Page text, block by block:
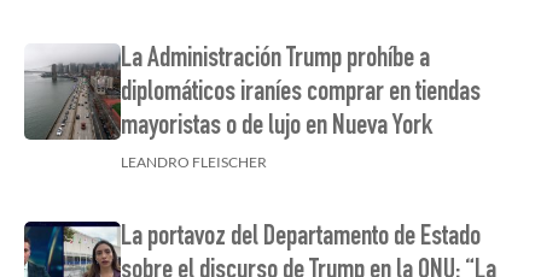
La Administración Trump prohíbe a
diplomáticos iraníes comprar en tiendas
mayoristas o de lujo en Nueva York
LEANDRO FLEISCHER
La portavoz del Departamento de Estado